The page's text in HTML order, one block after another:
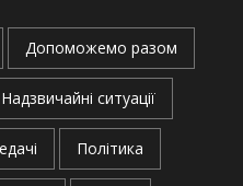
Допоможемо разом
Надзвичайні ситуації
Політика